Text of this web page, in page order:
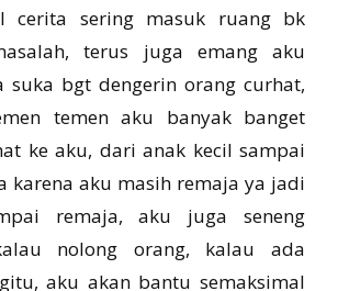
cerita sering masuk ruang bk
terus juga emang aku
suka bgt dengerin orang curhat,
temen aku banyak banget
ke aku, dari anak kecil sampai
karena aku masih remaja ya jadi
remaja, aku juga seneng
nolong orang, kalau ada
aku akan bantu semaksimal